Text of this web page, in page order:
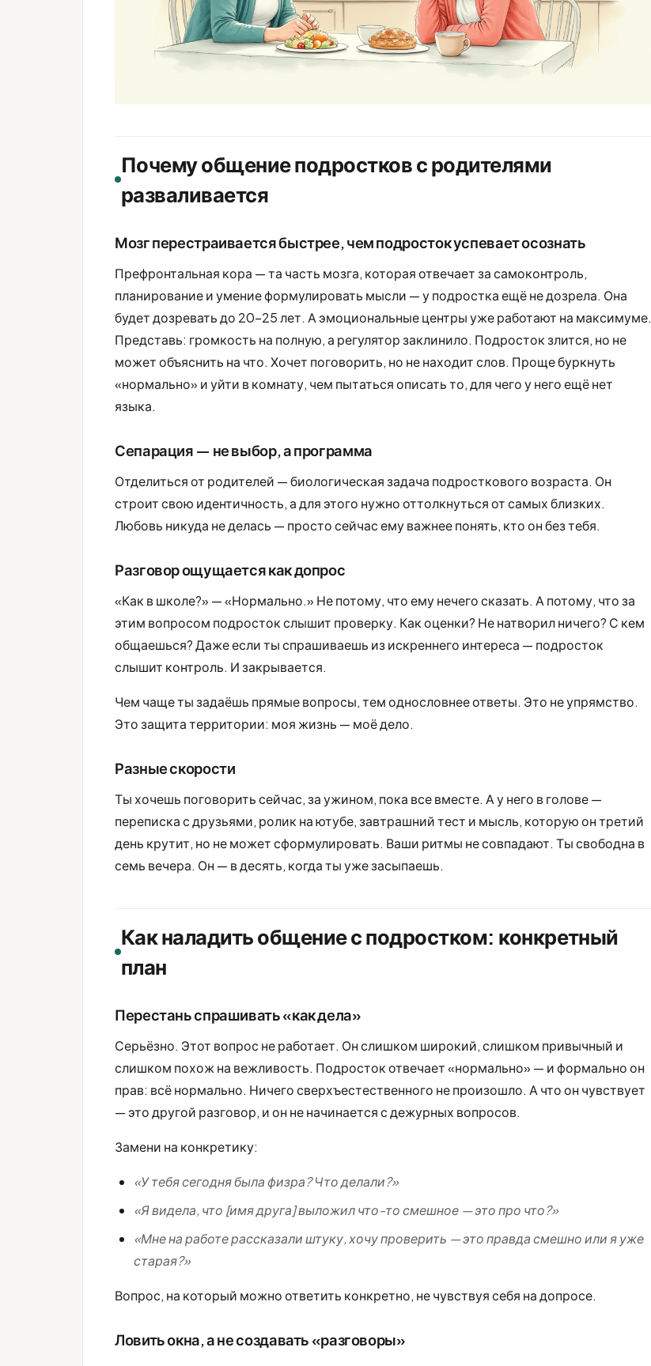
Почему общение подростков с родителями
разваливается
Мозг перестраивается быстрее, чем подросток успевает осознать
Префронтальная кора — та часть мозга, которая отвечает за самоконтроль,
планирование и умение формулировать мысли — у подростка ещё не дозрела. Она
будет дозревать до 20-25 лет. А эмоциональные центры уже работают на максимуме.
Представь: громкость на полную, а регулятор заклинило. Подросток злится, но не
может объяснить на что. Хочет поговорить, но не находит слов. Проще буркнуть
«нормально» и уйти в комнату, чем пытаться описать то, для чего у него ещё нет
языка.
Сепарация — не выбор, а программа
Отделиться от родителей — биологическая задача подросткового возраста. Он
строит свою идентичность, а для этого нужно оттолкнуться от самых близких.
Любовь никуда не делась — просто сейчас ему важнее понять, кто он без тебя.
Разговор ощущается как допрос
«Как в школе?» — «Нормально.» Не потому, что ему нечего сказать. А потому, что за
этим вопросом подросток слышит проверку. Как оценки? Не натворил ничего? С кем
общаешься? Даже если ты спрашиваешь из искреннего интереса — подросток
слышит контроль. И закрывается.
Чем чаще ты задаёшь прямые вопросы, тем однословнее ответы. Это не упрямство.
Это защита территории: моя жизнь — моё дело.
Разные скорости
Ты хочешь поговорить сейчас, за ужином, пока все вместе. А у него в голове —
переписка с друзьями, ролик на ютубе, завтрашний тест и мысль, которую он третий
день крутит, но не может сформулировать. Ваши ритмы не совпадают. Ты свободна в
семь вечера. Он — в десять, когда ты уже засыпаешь.
Как наладить общение с подростком: конкретный
план
Перестань спрашивать «как дела»
Серьёзно. Этот вопрос не работает. Он слишком широкий, слишком привычный и
слишком похож на вежливость. Подросток отвечает «нормально» — и формально он
прав: всё нормально. Ничего сверхъестественного не произошло. А что он чувствует
— это другой разговор, и он не начинается с дежурных вопросов.
Замени на конкретику:
«У тебя сегодня была физра? Что делали?»
«Я видела, что [имя друга] выложил что-то смешное — это про что?»
«Мне на работе рассказали штуку, хочу проверить — это правда смешно или я уже
старая?»
Вопрос, на который можно ответить конкретно, не чувствуя себя на допросе.
Ловить окна, а не создавать «разговоры»